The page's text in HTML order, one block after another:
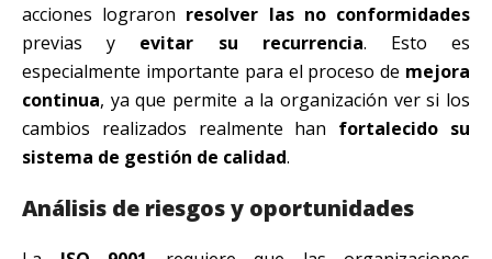
acciones lograron resolver las no conformidades
previas y evitar su recurrencia. Esto es
especialmente importante para el proceso de mejora
continua, ya que permite a la organización ver si los
cambios realizados realmente han fortalecido su
sistema de gestión de calidad.
Análisis de riesgos y oportunidades